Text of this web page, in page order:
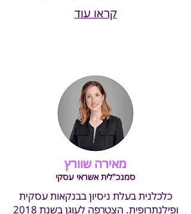
קראו עוד
מאירה שוורץ
סמנכ"לית אשראי עסקי
כלכלנית בעלת ניסיון בבנקאות עסקית
ופילנתרופית. הצטרפה לעוגן בשנת 2018